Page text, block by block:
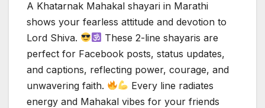
A Khatarnak Mahakal shayari in Marathi
shows your fearless attitude and devotion to
Lord Shiva.
These 2-line shayaris are
perfect for Facebook posts, status updates,
and captions, reflecting power, courage, and
unwavering faith.
Every line radiates
energy and Mahakal vibes for your friends